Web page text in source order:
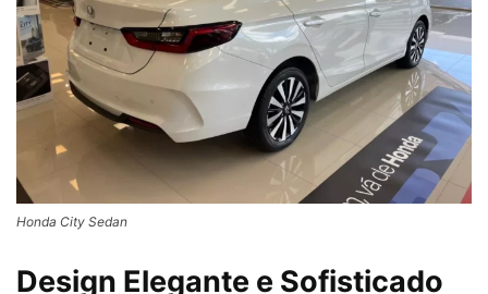
Honda City Sedan
Design Elegante e Sofisticado